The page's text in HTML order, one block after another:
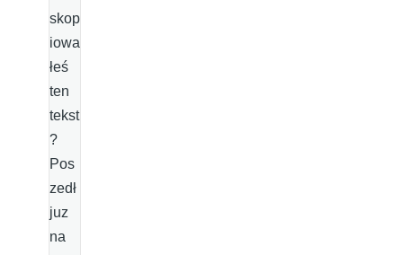
skop
iowa
łeś
ten
tekst
?
Pos
zedł
juz
na